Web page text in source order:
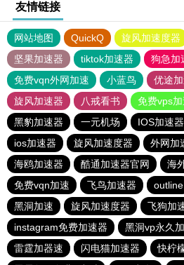
友情链接
网站地图 QuickQ 旋风加速度器
坚果加速器
tiktok加速器
狗急加
免费vqn外网加速
小蓝鸟 优途
旋风加速器
八戒看书
免费vps
黑豹加速器
一元机场 IOS加速器
ios加速器
旋风加速度器 外网加
海鸥加速器
酷通加速器官网
海
免费vqn加速
飞鸟加速器 outline
黑洞加速
旋风加速度器
飞狗加
instagram免费加速器
黑洞vp永久
雷霆加器速
闪电猫加速器 快柠